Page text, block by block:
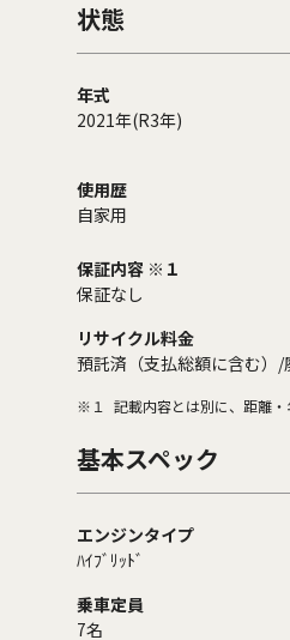
状態
年式
2021年(R3年)
使用歴
自家用
保証内容 ※１
保証なし
リサイクル料金
預託済（支払総額に含む）
※１ 記載内容とは別に、距離
基本スペック
エンジンタイプ
ﾊｲﾌﾞﾘｯﾄﾞ
乗車定員
7名